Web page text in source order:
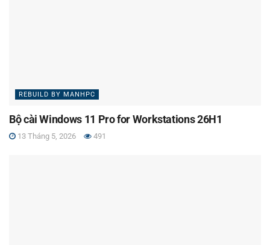
REBUILD BY MANHPC
Bộ cài Windows 11 Pro for Workstations 26H1
13 Tháng 5, 2026 491